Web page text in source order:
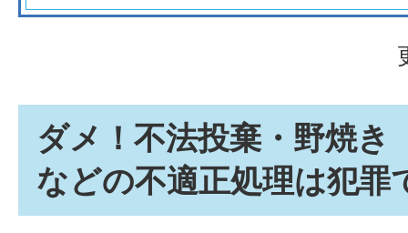
ダメ！不法投棄・野焼き
などの不適正処理は犯罪